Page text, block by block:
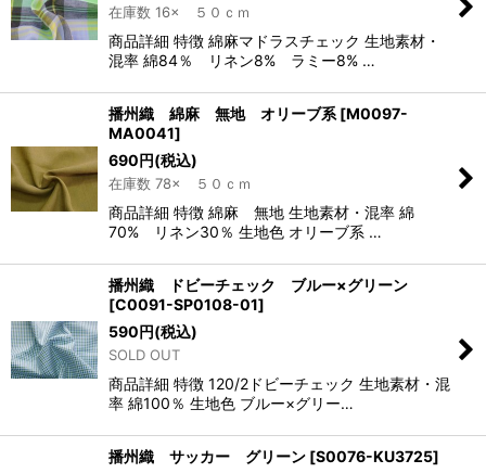
在庫数 16× ５０ｃｍ
商品詳細 特徴 綿麻マドラスチェック 生地素材・
混率 綿84％ リネン8% ラミー8% …
播州織 綿麻 無地 オリーブ系 [M0097-
MA0041]
690円(税込)
在庫数 78× ５０ｃｍ
商品詳細 特徴 綿麻 無地 生地素材・混率 綿
70% リネン30％ 生地色 オリーブ系 …
播州織 ドビーチェック ブルー×グリーン
[C0091-SP0108-01]
590円(税込)
SOLD OUT
商品詳細 特徴 120/2ドビーチェック 生地素材・混
率 綿100％ 生地色 ブルー×グリー…
播州織 サッカー グリーン [S0076-KU3725]